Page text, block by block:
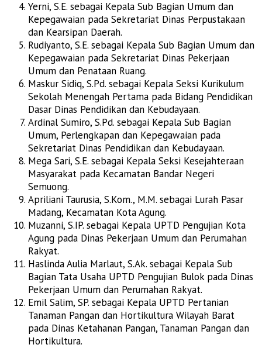
Yerni, S.E. sebagai Kepala Sub Bagian Umum dan
Kepegawaian pada Sekretariat Dinas Perpustakaan
dan Kearsipan Daerah.
Rudiyanto, S.E. sebagai Kepala Sub Bagian Umum dan
Kepegawaian pada Sekretariat Dinas Pekerjaan
Umum dan Penataan Ruang.
Maskur Sidiq, S.Pd. sebagai Kepala Seksi Kurikulum
Sekolah Menengah Pertama pada Bidang Pendidikan
Dasar Dinas Pendidikan dan Kebudayaan.
Ardinal Sumiro, S.Pd. sebagai Kepala Sub Bagian
Umum, Perlengkapan dan Kepegawaian pada
Sekretariat Dinas Pendidikan dan Kebudayaan.
Mega Sari, S.E. sebagai Kepala Seksi Kesejahteraan
Masyarakat pada Kecamatan Bandar Negeri
Semuong.
Apriliani Taurusia, S.Kom., M.M. sebagai Lurah Pasar
Madang, Kecamatan Kota Agung.
Muzanni, S.IP. sebagai Kepala UPTD Pengujian Kota
Agung pada Dinas Pekerjaan Umum dan Perumahan
Rakyat.
Haslinda Aulia Marlaut, S.Ak. sebagai Kepala Sub
Bagian Tata Usaha UPTD Pengujian Bulok pada Dinas
Pekerjaan Umum dan Perumahan Rakyat.
Emil Salim, SP. sebagai Kepala UPTD Pertanian
Tanaman Pangan dan Hortikultura Wilayah Barat
pada Dinas Ketahanan Pangan, Tanaman Pangan dan
Hortikultura.